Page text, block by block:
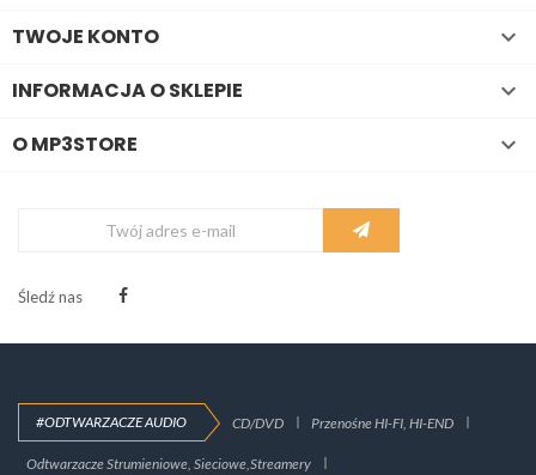
TWOJE KONTO 
INFORMACJA O SKLEPIE 
O MP3STORE 
Śledź nas
#ODTWARZACZE AUDIO CD/DVD Przenośne HI-FI, HI-END
Odtwarzacze Strumieniowe, Sieciowe,Streamery